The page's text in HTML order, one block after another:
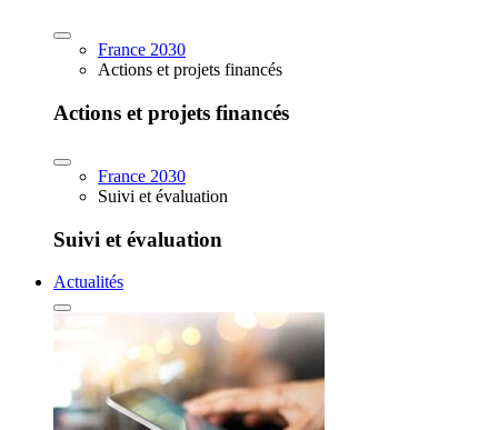
France 2030
Actions et projets financés
Actions et projets financés
France 2030
Suivi et évaluation
Suivi et évaluation
Actualités